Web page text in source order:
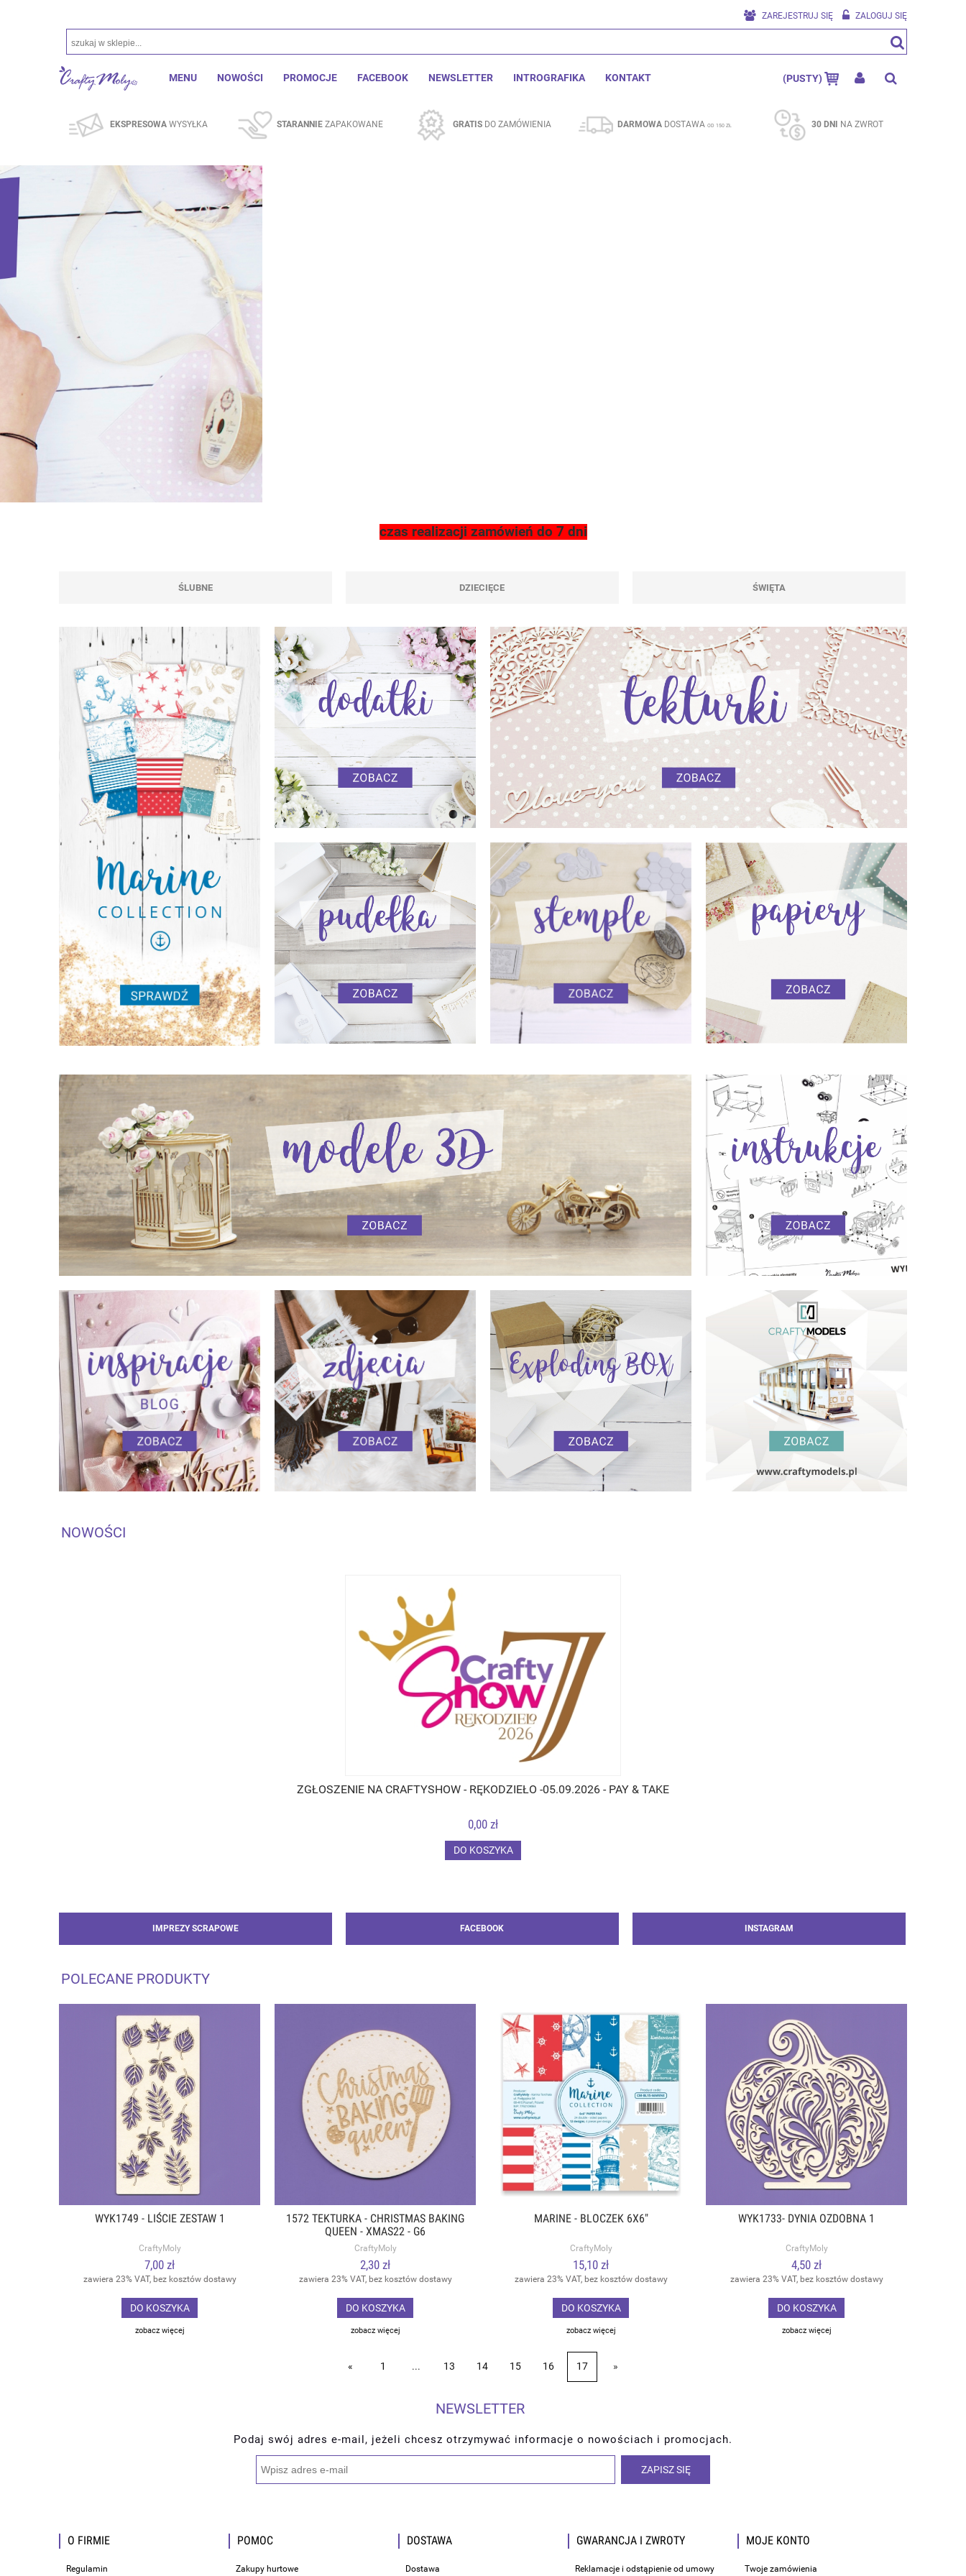
ZAREJESTRUJ SIĘ ZALOGUJ SIĘ
(PUSTY)
MENU NOWOŚCI PROMOCJE FACEBOOK NEWSLETTER INTROGRAFIKA KONTAKT
EKSPRESOWA WYSYŁKA STARANNIE ZAPAKOWANE GRATIS DO ZAMÓWIENIA DARMOWA DOSTAWAOD 150 ZŁ 30 DNI NA ZWROT
czas realizacji zamówień do 7 dni
ŚLUBNE DZIECIĘCE ŚWIĘTA
NOWOŚCI
ZGŁOSZENIE NA CRAFTYSHOW - RĘKODZIEŁO -05.09.2026 - PAY & TAKE
0,00 zł
DO KOSZYKA
IMPREZY SCRAPOWE FACEBOOK INSTAGRAM
POLECANE PRODUKTY
WYK1749 - LIŚCIE ZESTAW 1
CraftyMoly
7,00 zł
zawiera 23% VAT, bez kosztów dostawy
DO KOSZYKA
zobacz więcej
1572 TEKTURKA - CHRISTMAS BAKING
QUEEN - XMAS22 - G6
CraftyMoly
2,30 zł
zawiera 23% VAT, bez kosztów dostawy
DO KOSZYKA
zobacz więcej
MARINE - BLOCZEK 6X6"
CraftyMoly
15,10 zł
zawiera 23% VAT, bez kosztów dostawy
DO KOSZYKA
zobacz więcej
WYK1733- DYNIA OZDOBNA 1
CraftyMoly
4,50 zł
zawiera 23% VAT, bez kosztów dostawy
DO KOSZYKA
zobacz więcej
« 1 ... 13 14 15 16 17 »
NEWSLETTER
Podaj swój adres e-mail, jeżeli chcesz otrzymywać informacje o nowościach i promocjach.
ZAPISZ SIĘ
O FIRMIE
Regulamin
POMOC
Zakupy hurtowe
DOSTAWA
Dostawa
GWARANCJA I ZWROTY
Reklamacje i odstąpienie od umowy
MOJE KONTO
Twoje zamówienia